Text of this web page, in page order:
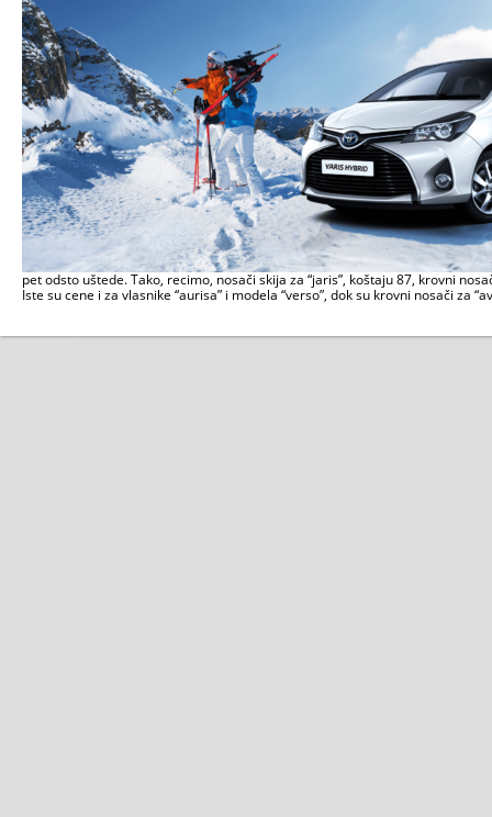
pet odsto uštede. Tako, recimo, nosači skija za “jaris”, koštaju 87, krovni
Iste su cene i za vlasnike “aurisa” i modela “verso”, dok su krovni nosači za